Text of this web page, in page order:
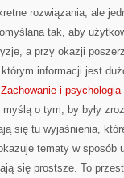
rozwiązania, ale
tak, aby
a przy okazji
informacji jest
Zachowanie i psychologia
o tym, by były
się tu wyjaśnienia,
tematy w sposób
się prostsze. To